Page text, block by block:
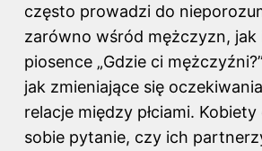
często prowadzi do
zarówno wśród mężczyzn, jak
piosence „Gdzie ci
jak zmieniające się
relacje między płciami.
sobie pytanie, czy ich